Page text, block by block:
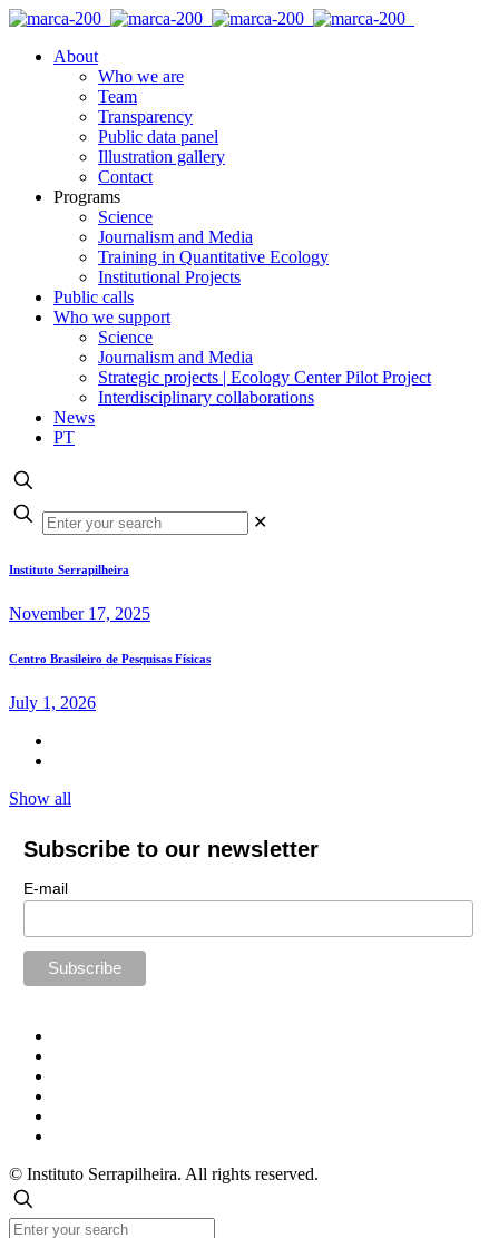
About
Who we are
Team
Transparency
Public data panel
Illustration gallery
Contact
Programs
Science
Journalism and Media
Training in Quantitative Ecology
Institutional Projects
Public calls
Who we support
Science
Journalism and Media
Strategic projects | Ecology Center Pilot Project
Interdisciplinary collaborations
News
PT
✕
Instituto Serrapilheira
November 17, 2025
Centro Brasileiro de Pesquisas Físicas
July 1, 2026
Show all
Subscribe to our newsletter
E-mail
© Instituto Serrapilheira. All rights reserved.